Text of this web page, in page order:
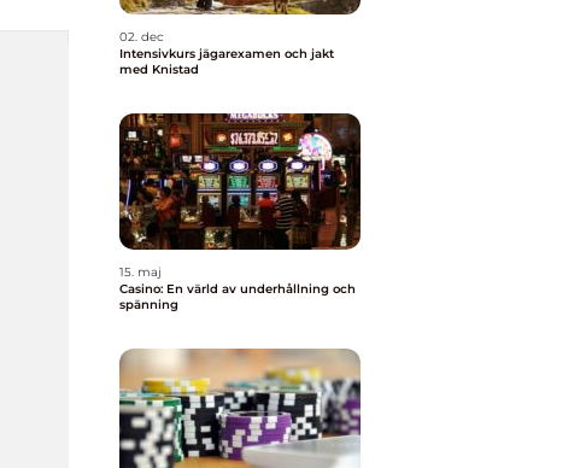
02. dec
Intensivkurs jägarexamen och jakt
med Knistad
15. maj
Casino: En värld av underhållning och
spänning